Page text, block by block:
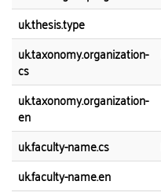
uk.thesis.type
uk.taxonomy.organization-
cs
uk.taxonomy.organization-
en
uk.faculty-name.cs
uk.faculty-name.en